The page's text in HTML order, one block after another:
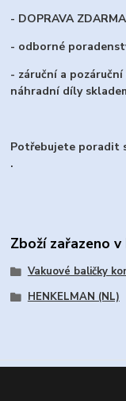
- DOPRAVA
- odborné
- záruční a
náhradní díly
Potřebujete poradit
.
Zboží zařazeno
Vakuové baličky
HENKELMAN (NL)